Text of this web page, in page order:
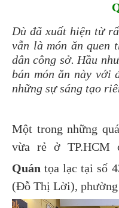
Dù đã xuất hiện từ
vẫn là món ăn quen
dân công sở. Hầu
bán món ăn này với
những sự sáng tạo
Một trong những
vừa rẻ ở TP.HCM
Quán tọa lạc tại số
(Đỗ Thị Lời), phường